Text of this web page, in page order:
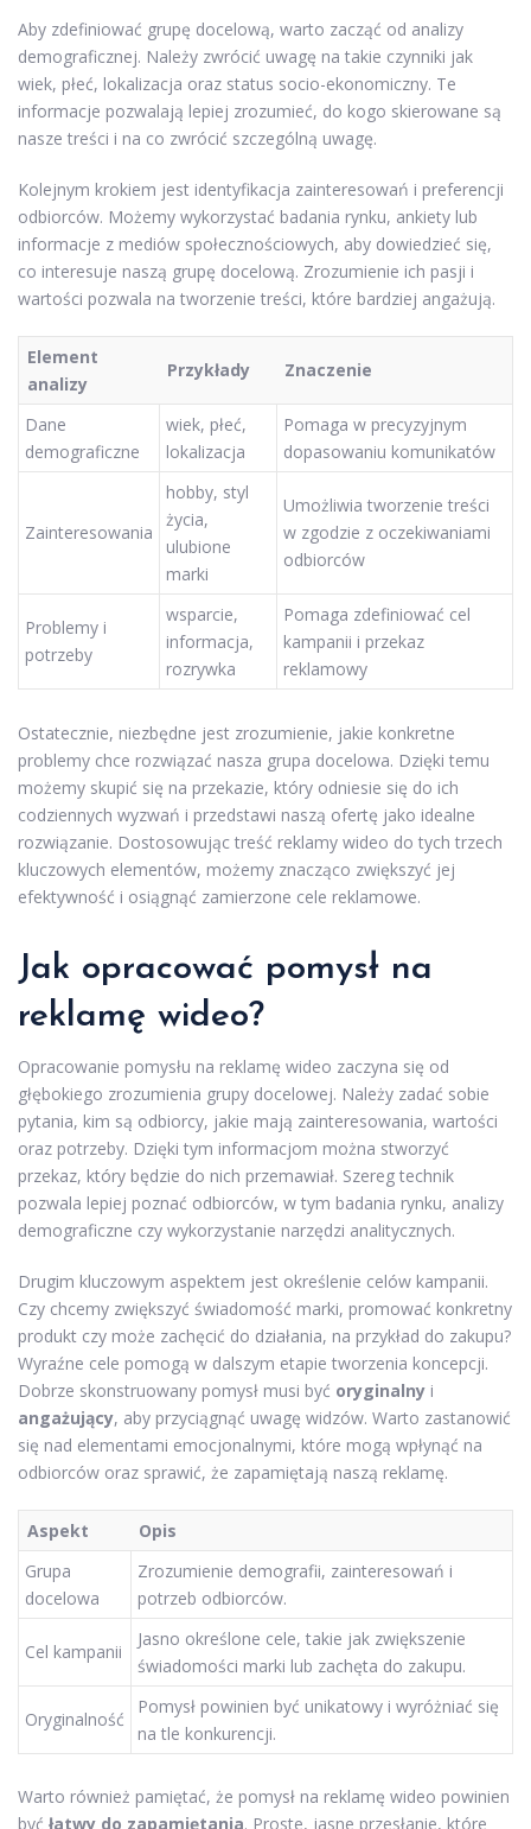
Aby zdefiniować grupę docelową, warto zacząć od analizy
demograficznej. Należy zwrócić uwagę na takie czynniki jak
wiek, płeć, lokalizacja oraz status socio-ekonomiczny. Te
informacje pozwalają lepiej zrozumieć, do kogo skierowane są
nasze treści i na co zwrócić szczególną uwagę.
Kolejnym krokiem jest identyfikacja zainteresowań i preferencji
odbiorców. Możemy wykorzystać badania rynku, ankiety lub
informacje z mediów społecznościowych, aby dowiedzieć się,
co interesuje naszą grupę docelową. Zrozumienie ich pasji i
wartości pozwala na tworzenie treści, które bardziej angażują.
Element
analizy
Przykłady Znaczenie
Dane
demograficzne
wiek, płeć,
lokalizacja
Pomaga w precyzyjnym
dopasowaniu komunikatów
Zainteresowania
hobby, styl
życia,
ulubione
marki
Umożliwia tworzenie treści
w zgodzie z oczekiwaniami
odbiorców
Problemy i
potrzeby
wsparcie,
informacja,
rozrywka
Pomaga zdefiniować cel
kampanii i przekaz
reklamowy
Ostatecznie, niezbędne jest zrozumienie, jakie konkretne
problemy chce rozwiązać nasza grupa docelowa. Dzięki temu
możemy skupić się na przekazie, który odniesie się do ich
codziennych wyzwań i przedstawi naszą ofertę jako idealne
rozwiązanie. Dostosowując treść reklamy wideo do tych trzech
kluczowych elementów, możemy znacząco zwiększyć jej
efektywność i osiągnąć zamierzone cele reklamowe.
Jak opracować pomysł na
reklamę wideo?
Opracowanie pomysłu na reklamę wideo zaczyna się od
głębokiego zrozumienia grupy docelowej. Należy zadać sobie
pytania, kim są odbiorcy, jakie mają zainteresowania, wartości
oraz potrzeby. Dzięki tym informacjom można stworzyć
przekaz, który będzie do nich przemawiał. Szereg technik
pozwala lepiej poznać odbiorców, w tym badania rynku, analizy
demograficzne czy wykorzystanie narzędzi analitycznych.
Drugim kluczowym aspektem jest określenie celów kampanii.
Czy chcemy zwiększyć świadomość marki, promować konkretny
produkt czy może zachęcić do działania, na przykład do zakupu?
Wyraźne cele pomogą w dalszym etapie tworzenia koncepcji.
Dobrze skonstruowany pomysł musi być oryginalny i
angażujący, aby przyciągnąć uwagę widzów. Warto zastanowić
się nad elementami emocjonalnymi, które mogą wpłynąć na
odbiorców oraz sprawić, że zapamiętają naszą reklamę.
Aspekt
Opis
Grupa
docelowa
Zrozumienie demografii, zainteresowań i
potrzeb odbiorców.
Cel kampanii
Jasno określone cele, takie jak zwiększenie
świadomości marki lub zachęta do zakupu.
Oryginalność
Pomysł powinien być unikatowy i wyróżniać się
na tle konkurencji.
Warto również pamiętać, że pomysł na reklamę wideo powinien
być łatwy do zapamiętania. Proste, jasne przesłanie, które